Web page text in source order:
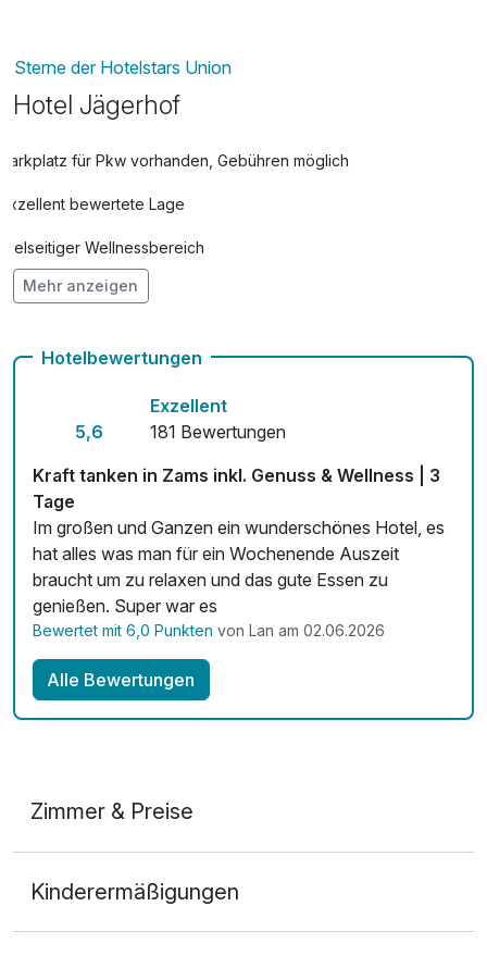
Sterne der Hotelstars Union
Hotel Jägerhof
Parkplatz für Pkw vorhanden, Gebühren möglich
Exzellent bewertete Lage
Vielseitiger Wellnessbereich
Hunde im Hotel nicht erlaubt
Fitnessgeräte stehen bereit
Kostenloses W-LAN
Zimmerservice verfügbar
Mit Hotelbar
Mehr anzeigen
Hotelbewertungen
5,6
Exzellent
181 Bewertungen
Kraft tanken in Zams inkl. Genuss & Wellness | 3
Tage
Im großen und Ganzen ein wunderschönes Hotel, es
hat alles was man für ein Wochenende Auszeit
braucht um zu relaxen und das gute Essen zu
genießen. Super war es
Bewertet mit 6,0 Punkten von Lan am 02.06.2026
Alle Bewertungen
Zimmer & Preise
2 Erwachsene
Kinderermäßigungen